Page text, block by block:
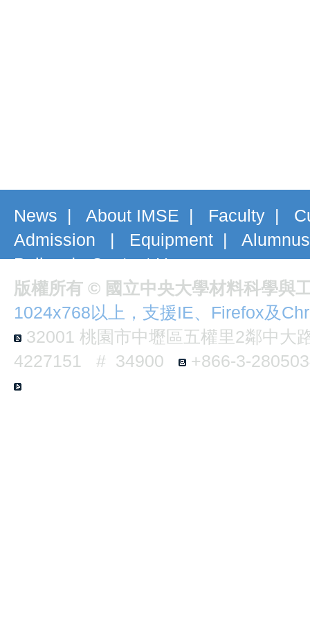
News | About IMSE | Faculty |
Admission
| Equipment | Alumnus
Policy|Contact Us
版權所有 © 國立中央大學材料科學與
1024x768以上，支援IE、Firefox及
32001 桃園市中壢區五權里2鄰中
4227151 # 34900
+866-3-